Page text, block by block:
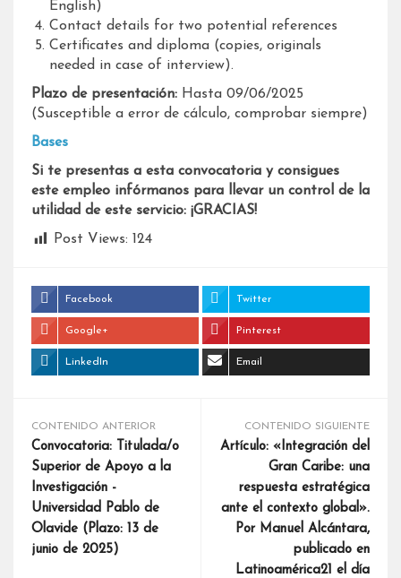
English)
Contact details for two potential references
Certificates and diploma (copies, originals
needed in case of interview).
Plazo de presentación: Hasta 09/06/2025
(Susceptible a error de cálculo, comprobar siempre)
Bases
Si te presentas a esta convocatoria y consigues
este empleo infórmanos para llevar un control de la
utilidad de este servicio: ¡GRACIAS!
Post Views: 124
Facebook Twitter
Google+ Pinterest
LinkedIn Email
CONTENIDO ANTERIOR
Convocatoria: Titulada/o
Superior de Apoyo a la
Investigación -
Universidad Pablo de
Olavide (Plazo: 13 de
junio de 2025)
CONTENIDO SIGUIENTE
Artículo: «Integración del
Gran Caribe: una
respuesta estratégica
ante el contexto global».
Por Manuel Alcántara,
publicado en
Latinoamérica21 el día